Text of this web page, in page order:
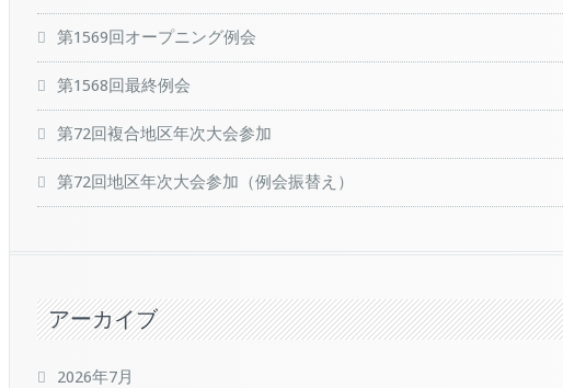
第1569回オープニング例会
第1568回最終例会
第72回複合地区年次大会参加
第72回地区年次大会参加（例会振替え）
アーカイブ
2026年7月